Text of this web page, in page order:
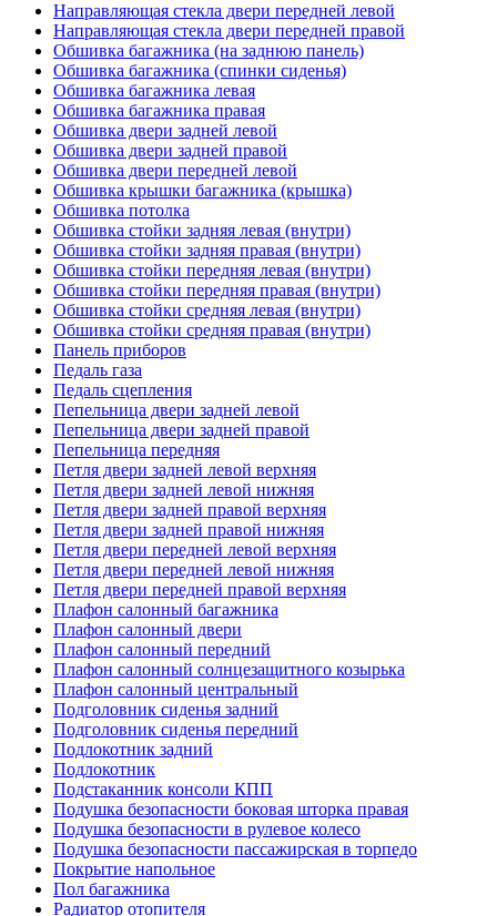
Направляющая стекла двери передней левой
Направляющая стекла двери передней правой
Обшивка багажника (на заднюю панель)
Обшивка багажника (спинки сиденья)
Обшивка багажника левая
Обшивка багажника правая
Обшивка двери задней левой
Обшивка двери задней правой
Обшивка двери передней левой
Обшивка крышки багажника (крышка)
Обшивка потолка
Обшивка стойки задняя левая (внутри)
Обшивка стойки задняя правая (внутри)
Обшивка стойки передняя левая (внутри)
Обшивка стойки передняя правая (внутри)
Обшивка стойки средняя левая (внутри)
Обшивка стойки средняя правая (внутри)
Панель приборов
Педаль газа
Педаль сцепления
Пепельница двери задней левой
Пепельница двери задней правой
Пепельница передняя
Петля двери задней левой верхняя
Петля двери задней левой нижняя
Петля двери задней правой верхняя
Петля двери задней правой нижняя
Петля двери передней левой верхняя
Петля двери передней левой нижняя
Петля двери передней правой верхняя
Плафон салонный багажника
Плафон салонный двери
Плафон салонный передний
Плафон салонный солнцезащитного козырька
Плафон салонный центральный
Подголовник сиденья задний
Подголовник сиденья передний
Подлокотник задний
Подлокотник
Подстаканник консоли КПП
Подушка безопасности боковая шторка правая
Подушка безопасности в рулевое колесо
Подушка безопасности пассажирская в торпедо
Покрытие напольное
Пол багажника
Радиатор отопителя